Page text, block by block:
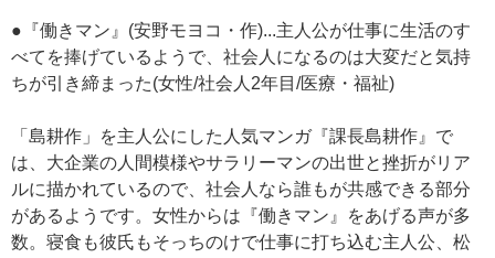
●『働きマン』(安野モヨコ・作)...主人公が仕事に生活のす
べてを捧げているようで、社会人になるのは大変だと気持
ちが引き締まった(女性/社会人2年目/医療・福祉)
「島耕作」を主人公にした人気マンガ『課長島耕作』で
は、大企業の人間模様やサラリーマンの出世と挫折がリア
ルに描かれているので、社会人なら誰もが共感できる部分
があるようです。女性からは『働きマン』をあげる声が多
数。寝食も彼氏もそっちのけで仕事に打ち込む主人公、松